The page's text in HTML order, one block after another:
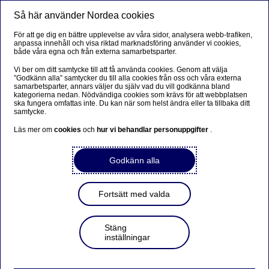
Företag
Starta enskild firma och bli
företagskund
Registrera enskild firma och bli
kund - steg för steg guide
Enskild firma är den enklaste företagsformen. Du som
privatperson är ensam ägare och driver enskild
näringverksamhet. När din enskilda firma har registrerats
hos Skatteverket ansöker du om att bli kund hos oss på
Så här använder Nordea cookies
För att ge dig en bättre upplevelse av våra sidor, analysera webb-trafiken,
anpassa innehåll och visa riktad marknadsföring använder vi cookies,
både våra egna och från externa samarbetsparter.
Vi ber om ditt samtycke till att få använda cookies. Genom att välja
”Godkänn alla” samtycker du till alla cookies från oss och våra externa
samarbetsparter, annars väljer du själv vad du vill godkänna bland
kategorierna nedan. Nödvändiga cookies som krävs för att webbplatsen
ska fungera omfattas inte. Du kan när som helst ändra eller ta tillbaka ditt
samtycke.
Läs mer omcookiesoch hur vi behandlar personuppgifter .
Godkänn alla
Fortsätt med valda
Stäng
inställningar